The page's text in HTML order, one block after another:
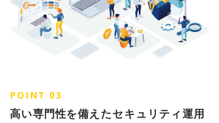
POINT 03
高い専門性を備えたセキュリティ運用